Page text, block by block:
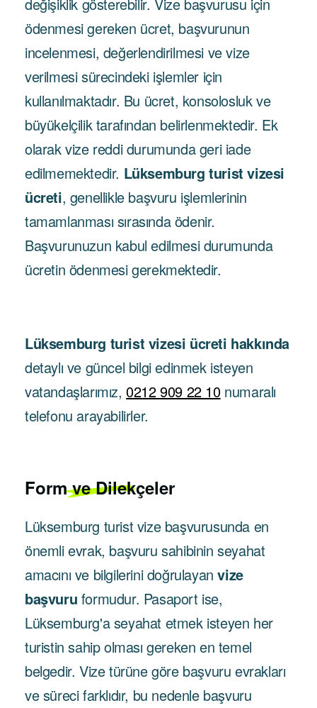
ödenmesi gereken ücret, başvurunun
incelenmesi, değerlendirilmesi ve vize
verilmesi sürecindeki işlemler için
kullanılmaktadır. Bu ücret, konsolosluk ve
büyükelçilik tarafından belirlenmektedir. Ek
olarak vize reddi durumunda geri iade
edilmemektedir. Lüksemburg turist vizesi
ücreti, genellikle başvuru işlemlerinin
tamamlanması sırasında ödenir.
Başvurunuzun kabul edilmesi durumunda
ücretin ödenmesi gerekmektedir.
Lüksemburg turist vizesi ücreti hakkında
detaylı ve güncel bilgi edinmek isteyen
vatandaşlarımız,0212 909 22 10numaralı
telefonu arayabilirler.
Form ve Dilekçeler
Lüksemburg turist vize başvurusunda en
önemli evrak, başvuru sahibinin seyahat
amacını ve bilgilerini doğrulayanvize
başvuru formudur. Pasaport ise,
Lüksemburg'a seyahat etmek isteyen her
turistin sahip olması gereken en temel
belgedir. Vize türüne göre başvuru evrakları
ve süreci farklıdır, bu nedenle başvuru